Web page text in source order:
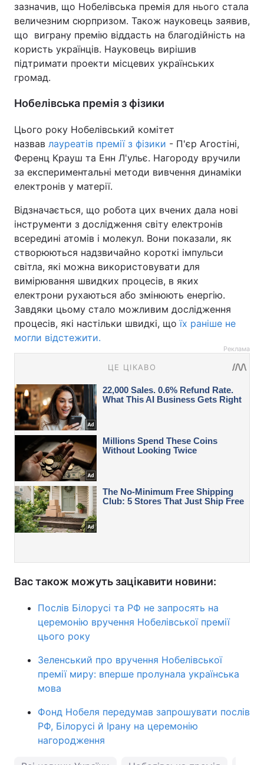
зазначив, що Нобелівська премія для нього стала
величезним сюрпризом. Також науковець заявив,
що виграну премію віддасть на благодійність на
користь українців. Науковець вирішив
підтримати проекти місцевих українських
громад.
Нобелівська премія з фізики
Цього року Нобелівський комітет
назвав лауреатів премії з фізики - П'єр Агостіні,
Ференц Крауш та Енн Л'ульє. Нагороду вручили
за експериментальні методи вивчення динаміки
електронів у матерії.
Відзначається, що робота цих вчених дала нові
інструменти з дослідження світу електронів
всередині атомів і молекул. Вони показали, як
створюються надзвичайно короткі імпульси
світла, які можна використовувати для
вимірювання швидких процесів, в яких
електрони рухаються або змінюють енергію.
Завдяки цьому стало можливим дослідження
процесів, які настільки швидкі, що їх раніше не
могли відстежити.
Реклама
Вас також можуть зацікавити новини:
Послів Білорусі та РФ не запросять на
церемонію вручення Нобелівської премії
цього року
Зеленський про вручення Нобелівської
премії миру: вперше пролунала українська
мова
Фонд Нобеля передумав запрошувати послів
РФ, Білорусі й Ірану на церемонію
нагородження